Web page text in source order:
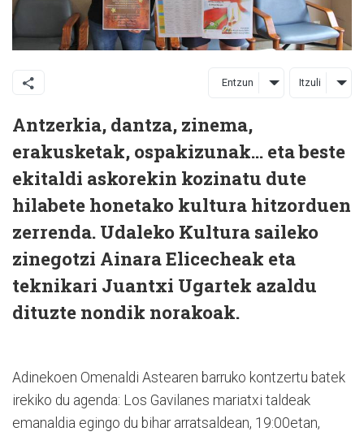
Entzun Itzuli
Antzerkia, dantza, zinema,
erakusketak, ospakizunak... eta beste
ekitaldi askorekin kozinatu dute
hilabete honetako kultura hitzorduen
zerrenda. Udaleko Kultura saileko
zinegotzi Ainara Elicecheak eta
teknikari Juantxi Ugartek azaldu
dituzte nondik norakoak.
Adinekoen Omenaldi Astearen barruko kontzertu batek
irekiko du agenda: Los Gavilanes mariatxi taldeak
emanaldia egingo du bihar arratsaldean, 19:00etan,